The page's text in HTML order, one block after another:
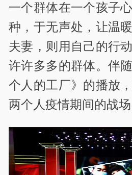
一个群体在一个孩子
种，于无声处，让温
夫妻，则用自己的行
许许多多的群体。伴
个人的工厂》的播放
两个人疫情期间的战场